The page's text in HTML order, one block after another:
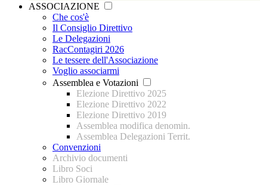
ASSOCIAZIONE
Che cos'è
Il Consiglio Direttivo
Le Delegazioni
RacContagiri 2026
Le tessere dell'Associazione
Voglio associarmi
Assemblea e Votazioni
Elezione Direttivo 2025
Elezione Direttivo 2022
Elezione Direttivo 2019
Assemblea modifica denomin.
Assemblea Delegazioni Territ.
Convenzioni
Archivio documenti
Libro Soci
Libro Giornale